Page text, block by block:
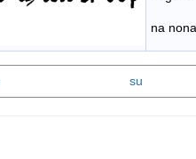
na nona.
su